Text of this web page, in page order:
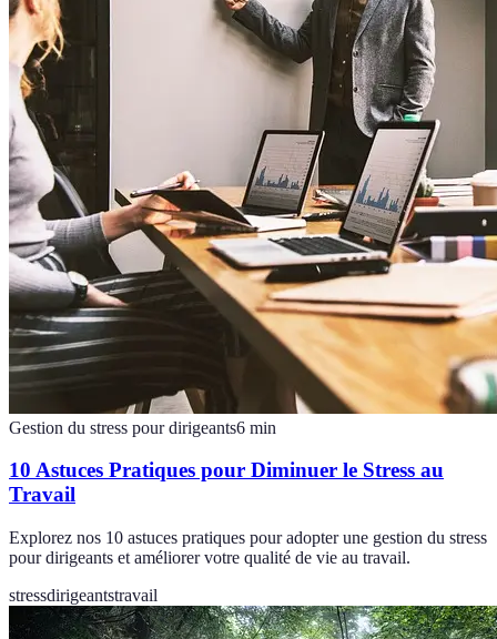
Gestion du stress pour dirigeants6 min
10 Astuces Pratiques pour Diminuer le Stress au
Travail
Explorez nos 10 astuces pratiques pour adopter une gestion du stress
pour dirigeants et améliorer votre qualité de vie au travail.
stressdirigeantstravail